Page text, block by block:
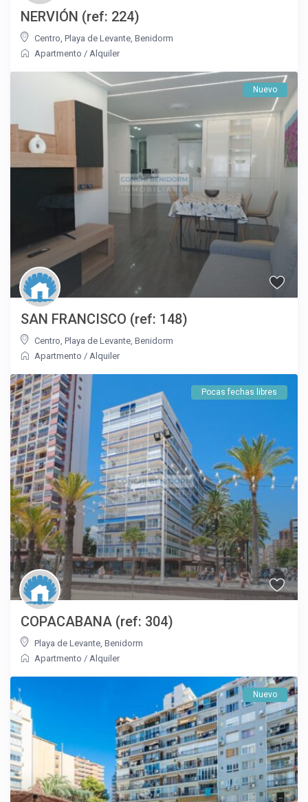
NERVIÓN (ref: 224)
Centro ,Playa de Levante ,Benidorm
Apartmento / Alquiler
Nuevo
SAN FRANCISCO (ref: 148)
Centro ,Playa de Levante ,Benidorm
Apartmento / Alquiler
Pocas fechas libres
COPACABANA (ref: 304)
Playa de Levante ,Benidorm
Apartmento / Alquiler
Nuevo